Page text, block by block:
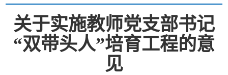
关于实施教师党支部书记
“双带头人”培育工程的意
见